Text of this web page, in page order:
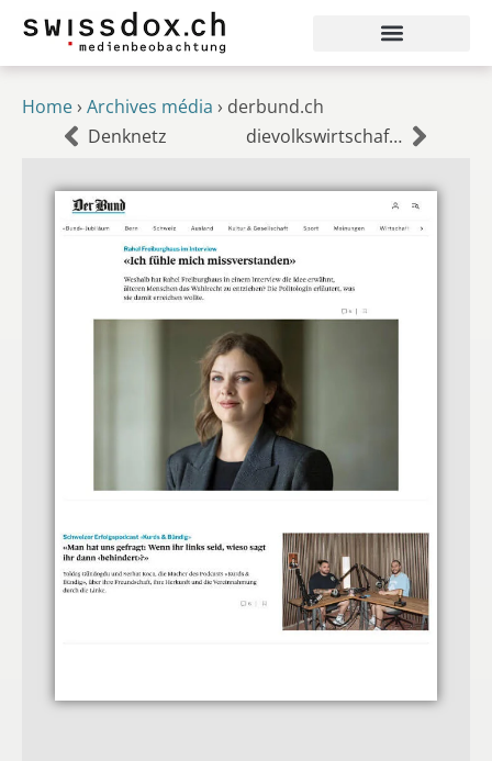
Home› Archives média › derbund.ch
Denknetz
dievolkswirtschaft.ch